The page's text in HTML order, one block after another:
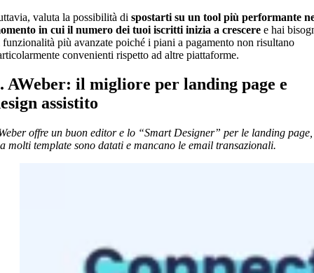
valuta la possibilità di spostarti su un tool più performante
in cui il numero dei tuoi iscritti inizia a crescere e hai
funzionalità più avanzate poiché i piani a pagamento non risultano
convenienti rispetto ad altre piattaforme.
AWeber: il migliore per landing page e
assistito
offre un buon editor e lo “Smart Designer” per le landing page,
molti template sono datati e mancano le email transazionali.